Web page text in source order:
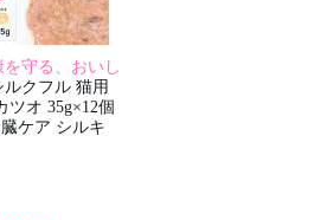
守る、おいし
ルクフル 猫用
ツオ 35g×12個
ケア シルキ